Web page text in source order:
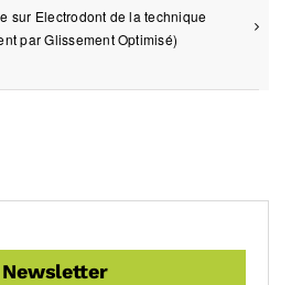
sur Electrodont de la technique
par Glissement Optimisé)
Newsletter